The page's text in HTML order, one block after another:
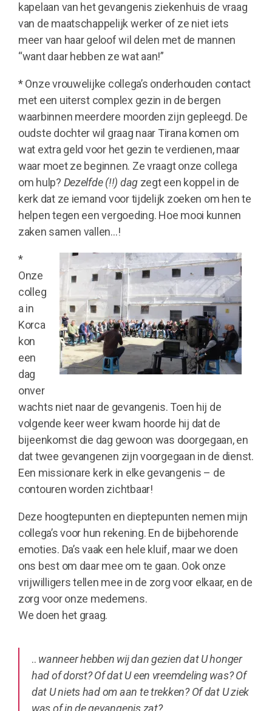
kapelaan van het gevangenis ziekenhuis de vraag
van de maatschappelijk werker of ze niet iets
meer van haar geloof wil delen met de mannen
“want daar hebben ze wat aan!”
* Onze vrouwelijke collega’s onderhouden contact
met een uiterst complex gezin in de bergen
waarbinnen meerdere moorden zijn gepleegd. De
oudste dochter wil graag naar Tirana komen om
wat extra geld voor het gezin te verdienen, maar
waar moet ze beginnen. Ze vraagt onze collega
om hulp? Dezelfde (!!) dag zegt een koppel in de
kerk dat ze iemand voor tijdelijk zoeken om hen te
helpen tegen een vergoeding. Hoe mooi kunnen
zaken samen vallen…!
*
Onze
colleg
a in
Korca
kon
een
dag
onver
wachts niet naar de gevangenis. Toen hij de
volgende keer weer kwam hoorde hij dat de
bijeenkomst die dag gewoon was doorgegaan, en
dat twee gevangenen zijn voorgegaan in de dienst.
Een missionare kerk in elke gevangenis – de
contouren worden zichtbaar!
Deze hoogtepunten en dieptepunten nemen mijn
collega’s voor hun rekening. En de bijbehorende
emoties. Da’s vaak een hele kluif, maar we doen
ons best om daar mee om te gaan. Ook onze
vrijwilligers tellen mee in de zorg voor elkaar, en de
zorg voor onze medemens.
We doen het graag.
.. wanneer hebben wij dan gezien dat U honger
had of dorst? Of dat U een vreemdeling was? Of
dat U niets had om aan te trekken? Of dat U ziek